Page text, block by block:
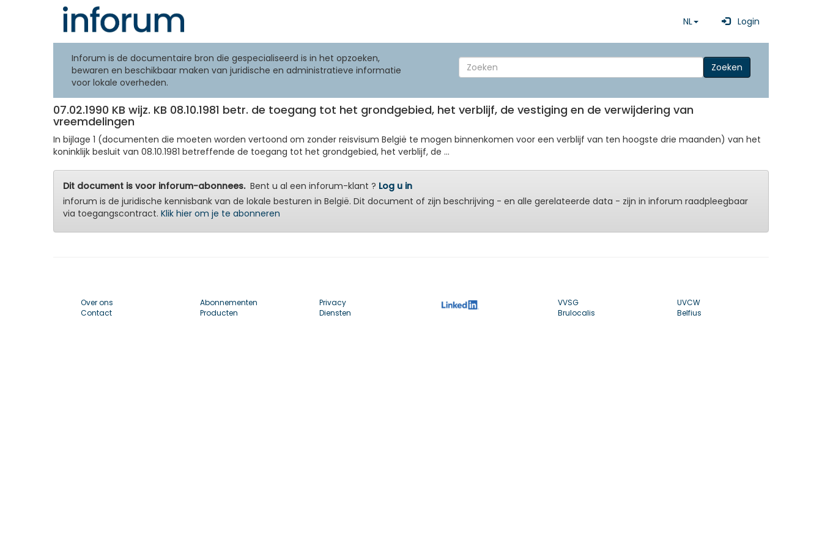
NL Login
Inforum is de documentaire bron die gespecialiseerd is in het opzoeken,
bewaren en beschikbaar maken van juridische en administratieve informatie
voor lokale overheden.
Zoeken
07.02.1990 KB wijz. KB 08.10.1981 betr. de toegang tot het grondgebied, het verblijf, de vestiging en de verwijdering van
vreemdelingen
In bijlage 1 (documenten die moeten worden vertoond om zonder reisvisum België te mogen binnenkomen voor een verblijf van ten hoogste drie maanden) van het
koninklijk besluit van 08.10.1981 betreffende de toegang tot het grondgebied, het verblijf, de ...
Dit document is voor inforum-abonnees.Bent u al een inforum-klant ? Log u in
inforum is de juridische kennisbank van de lokale besturen in België. Dit document of zijn beschrijving - en alle gerelateerde data - zijn in inforum raadpleegbaar
via toegangscontract. Klik hier om je te abonneren
Over ons
Contact
Abonnementen
Producten
Privacy
Diensten
VVSG
Brulocalis
UVCW
Belfius